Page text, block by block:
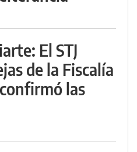
El STJ
de la Fiscalía
las